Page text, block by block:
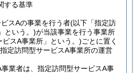
する基準
スAの事業を行う者(以下「指定訪
という。)が当該事業を行う事業所
スA事業所」という。)ごとに置く
定訪問型サービスA事業所の運営
業者は、指定訪問型サービスA事